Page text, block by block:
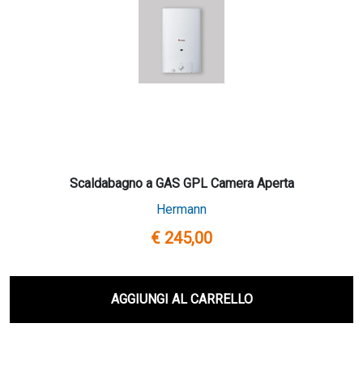
Scaldabagno a GAS GPL Camera Aperta
Hermann
€ 245,00
AGGIUNGI AL CARRELLO